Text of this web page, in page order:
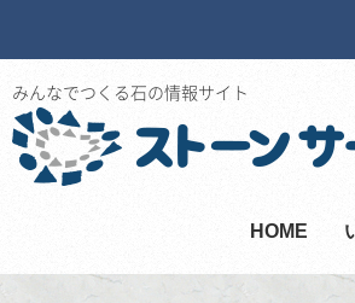
みんなでつくる石の情報サイト
HOME